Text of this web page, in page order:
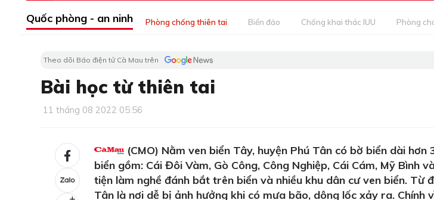
Quốc phòng - an ninh Phòng chống thiên tai Biển đảo Chống khai thác IUU Phòng
Theo dõi Báo điện tử Cà Mau trên
Bài học từ thiên tai
11 tháng 08 2022 05:56
(CMO) Nằm ven biển Tây, huyện Phú Tân có bờ biển dài
biển gồm: Cái Đôi Vàm, Gò Công, Công Nghiệp, Cái Cám, Mỹ Bình
tiện làm nghề đánh bắt trên biển và nhiều khu dân cư ven biển. Từ
Tân là nơi dễ bị ảnh hưởng khi có mưa bão, dông lốc xảy ra. Chính